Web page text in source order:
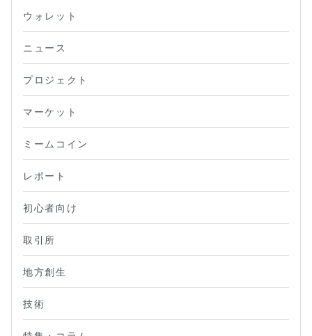
ウォレット
ニュース
プロジェクト
マーケット
ミームコイン
レポート
初心者向け
取引所
地方創生
技術